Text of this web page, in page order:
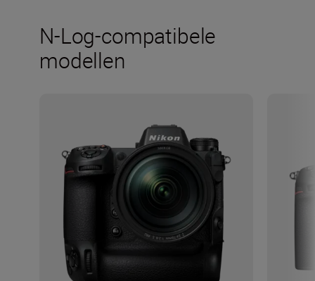
N-Log-compatibele
modellen